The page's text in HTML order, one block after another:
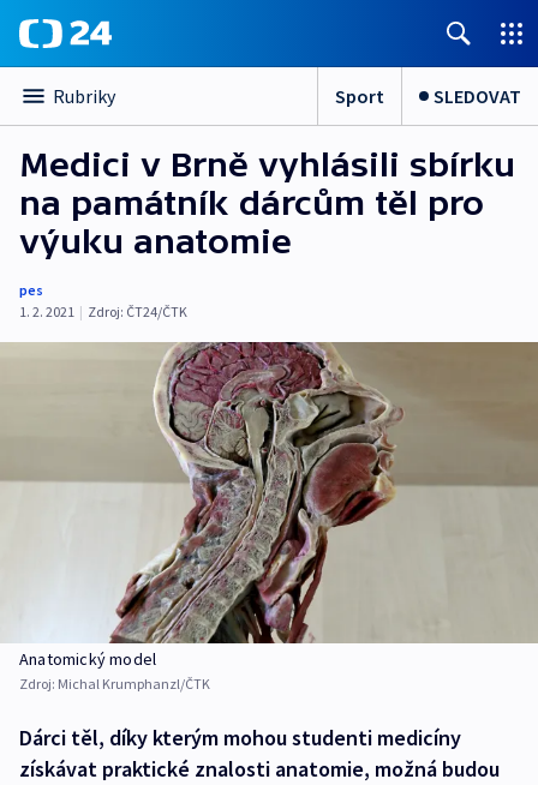
Rubriky Sport SLEDOVAT
Medici v Brně vyhlásili sbírku
na památník dárcům těl pro
výuku anatomie
pes
1. 2. 2021 | Zdroj: ČT24/ČTK
Anatomický model
Zdroj: Michal Krumphanzl/ČTK
Dárci těl, díky kterým mohou studenti medicíny
získávat praktické znalosti anatomie, možná budou